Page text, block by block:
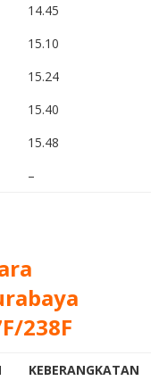
14.45
15.10
15.24
15.40
15.48
–
238F
KEBERANGKATAN